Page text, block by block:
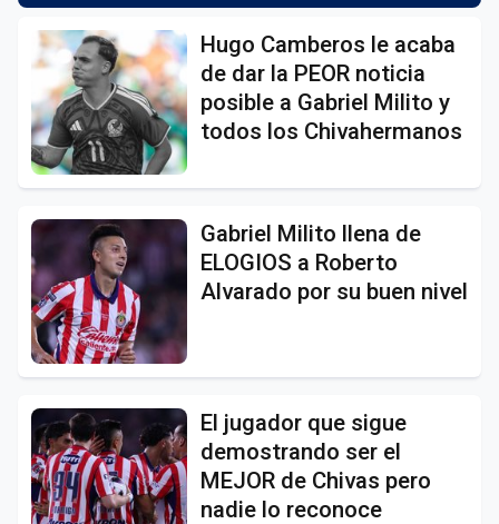
Hugo Camberos le acaba
de dar la PEOR noticia
posible a Gabriel Milito y
todos los Chivahermanos
Gabriel Milito llena de
ELOGIOS a Roberto
Alvarado por su buen nivel
El jugador que sigue
demostrando ser el
MEJOR de Chivas pero
nadie lo reconoce